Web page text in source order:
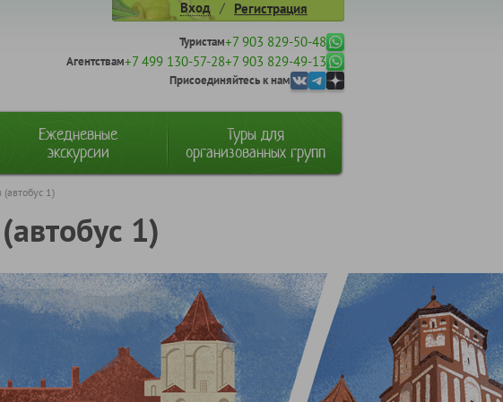
Вход / Регистрация
Туристам+7 903 829-50-48
Агентствам+7 499 130-57-28+7 903 829-49-13
Присоединяйтесь к нам
Ежедневные
экскурсии
Туры для
организованных групп
(автобус 1)
1)